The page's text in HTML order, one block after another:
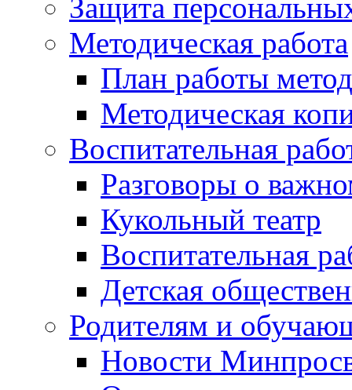
Защита
Методическая работа
План работы
Методическая
Воспитательная
Разговоры о
Кукольный театр
Воспитательная
Детская
Родителям и
Новости